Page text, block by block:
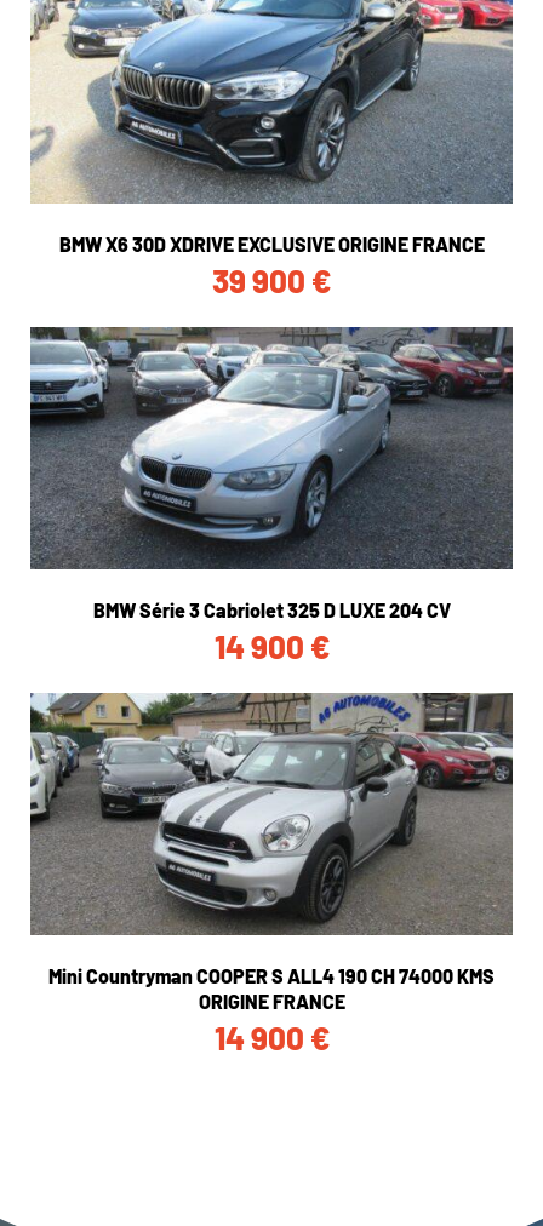
BMW X6 30D XDRIVE EXCLUSIVE ORIGINE FRANCE
39 900 €
BMW Série 3 Cabriolet 325 D LUXE 204 CV
14 900 €
Mini Countryman COOPER S ALL4 190 CH 74000 KMS
ORIGINE FRANCE
14 900 €